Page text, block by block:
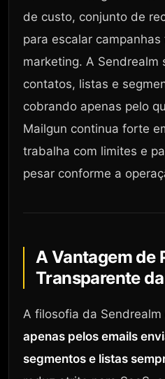
de custo, conjunto de
para escalar
marketing. A
contatos, listas e
cobrando apenas pelo
Mailgun continua forte
trabalha com limites e
pesar conforme a
A Vantagem de
Transparente
A filosofia da Sendrealm
apenas pelos emails
segmentos e listas